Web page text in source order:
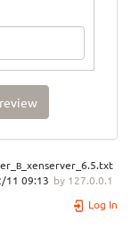
11 09:13 by 127.0.0.1
Log In